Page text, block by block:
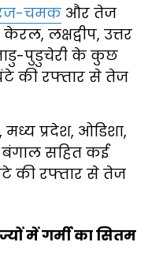
चमक और तेज
लक्षद्वीप, उत्तर
पुडुचेरी के कुछ
की रफ्तार से तेज
मध्य प्रदेश, ओडिशा,
बंगाल सहित कई
की रफ्तार से तेज
में गर्मी का सितम